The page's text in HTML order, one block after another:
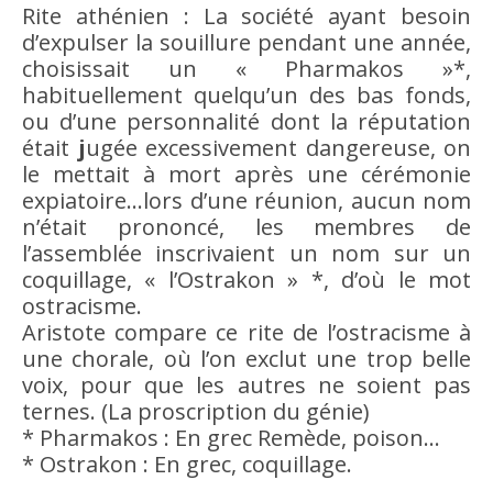
Rite athénien : La société ayant besoin
d’expulser la souillure pendant une année,
choisissait un « Pharmakos »*,
habituellement quelqu’un des bas fonds,
ou d’une personnalité dont la réputation
était jugée excessivement dangereuse, on
le mettait à mort après une cérémonie
expiatoire…lors d’une réunion, aucun nom
n’était prononcé, les membres de
l’assemblée inscrivaient un nom sur un
coquillage, « l’Ostrakon » *, d’où le mot
ostracisme.
Aristote compare ce rite de l’ostracisme à
une chorale, où l’on exclut une trop belle
voix, pour que les autres ne soient pas
ternes. (La proscription du génie)
* Pharmakos : En grec Remède, poison…
* Ostrakon : En grec, coquillage.